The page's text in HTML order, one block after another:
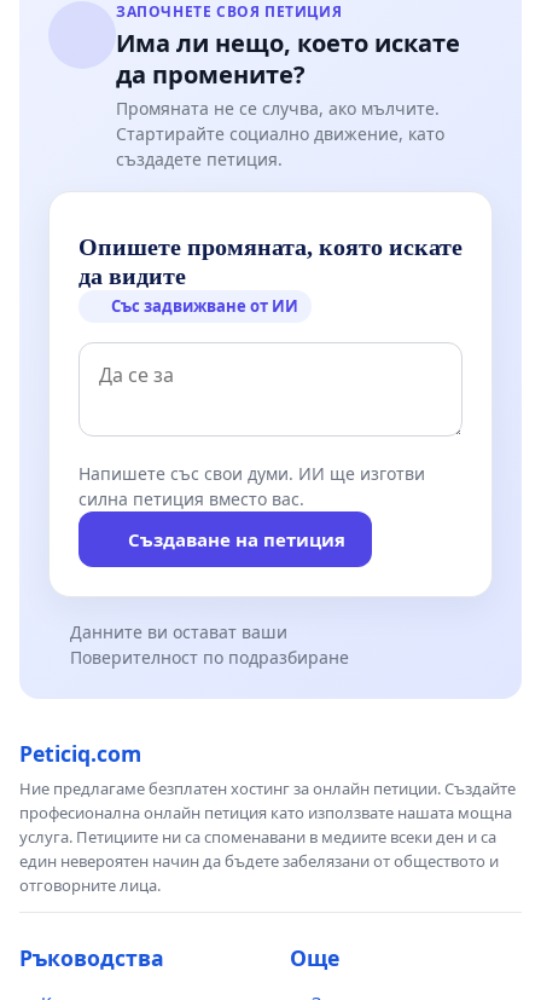
ЗАПОЧНЕТЕ СВОЯ ПЕТИЦИЯ
Има ли нещо, което искате
да промените?
Промяната не се случва, ако мълчите.
Стартирайте социално движение, като
създадете петиция.
Опишете промяната, която искате
да видите
Със задвижване от ИИ
Напишете със свои думи. ИИ ще изготви
силна петиция вместо вас.
Създаване на петиция
Данните ви остават ваши
Поверителност по подразбиране
Peticiq.com
Ние предлагаме безплатен хостинг за онлайн петиции. Създайте
професионална онлайн петиция като използвате нашата мощна
услуга. Петициите ни са споменавани в медиите всеки ден и са
един невероятен начин да бъдете забелязани от обществото и
отговорните лица.
Ръководства Още